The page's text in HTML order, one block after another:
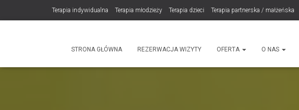
Terapia indywidualna Terapia młodzieży Terapia dzieci Terapia partnerska / małżeńska
ProduktySTRONA GŁÓWNA REZERWACJA WIZYTY OFERTA O NAS